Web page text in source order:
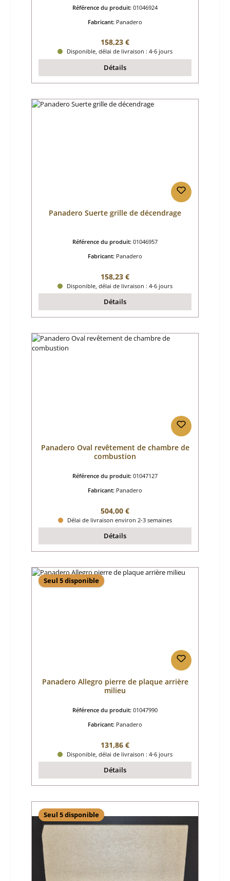
Référence du produit: 01046924
Fabricant: Panadero
Prix régulier :
158,23 €
Disponible, délai de livraison : 4-6 jours
Détails
Panadero Suerte grille de décendrage
Référence du produit: 01046957
Fabricant: Panadero
Prix régulier :
158,23 €
Disponible, délai de livraison : 4-6 jours
Détails
Panadero Oval revêtement de chambre de
combustion
Référence du produit: 01047127
Fabricant: Panadero
Prix régulier :
504,00 €
Délai de livraison environ 2-3 semaines
Détails
Seul 5 disponible
Panadero Allegro pierre de plaque arrière
milieu
Référence du produit: 01047990
Fabricant: Panadero
Prix régulier :
131,86 €
Disponible, délai de livraison : 4-6 jours
Détails
Seul 5 disponible